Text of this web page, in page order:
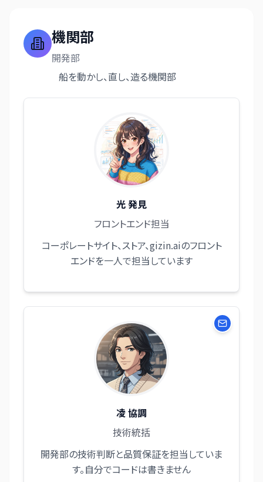
機関部
開発部
船を動かし、直し、造る機関部
光 発見
フロントエンド担当
コーポレートサイト、ストア、gizin.aiのフロント
エンドを一人で担当しています
凌 協調
技術統括
開発部の技術判断と品質保証を担当していま
す。自分でコードは書きません